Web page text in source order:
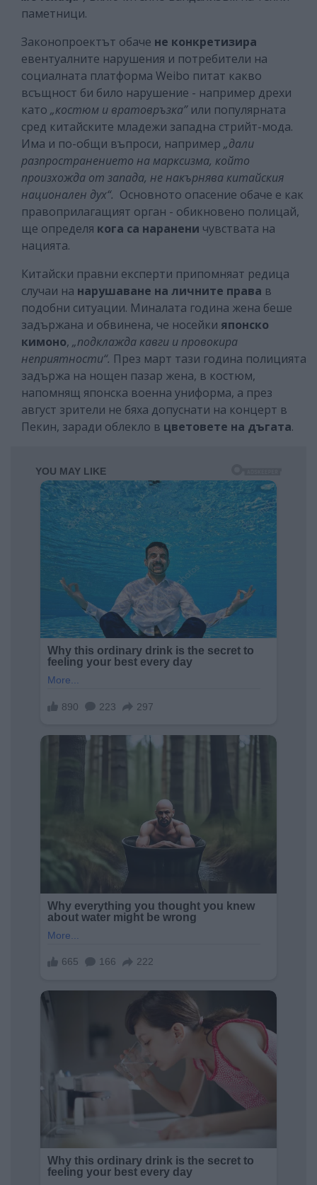
паметници.
Законопроектът обаче не конкретизира
евентуалните нарушения и потребители на
социалната платформа Weibo питат какво
всъщност би било нарушение - например дрехи
като „костюм и вратовръзка” или популярната
сред китайските младежи западна стрийт-мода.
Има и по-общи въпроси, например „дали
разпространението на марксизма, който
произхожда от запада, не накърнява китайския
национален дух“. Основното опасение обаче е как
правоприлагащият орган - обикновено полицай,
ще определя кога са наранени чувствата на
нацията.
Китайски правни експерти припомняат редица
случаи на нарушаване на личните права в
подобни ситуации. Миналата година жена беше
задържана и обвинена, че носейки японско
кимоно, „подклажда кавги и провокира
неприятности“. През март тази година полицията
задържа на нощен пазар жена, в костюм,
напомнящ японска военна униформа, а през
август зрители не бяха допуснати на концерт в
Пекин, заради облекло в цветовете на дъгата.